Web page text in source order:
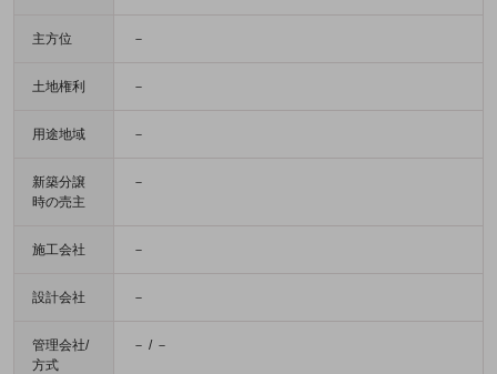
主方位 －
土地権利 －
用途地域 －
新築分譲
時の売主
－
施工会社 －
設計会社 －
管理会社/
方式
－ / －